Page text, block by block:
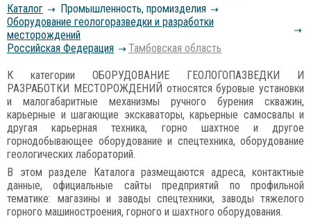
Каталог
Промышленность, промизделия
Оборудование геологоразведки и разработки
месторождений
Российcкая Федерация
Тамбовская область
К категории ОБОРУДОВАНИЕ ГЕОЛОГОПАЗВЕДКИ И
РАЗРАБОТКИ МЕСТОРОЖДЕНИЙ относятся буровые установки
и малогабаритные механизмы ручного бурения скважин,
карьерные и шагающие экскаваторы, карьерные самосвалы и
другая карьерная техника, горно шахтное и другое
горнодобывающее оборудование и спецтехника, оборудование
геологических лабораторий.
В этом разделе Каталога размещаются адреса, контактные
данные, официальные сайты предприятий по профильной
тематике: магазины и заводы спецтехники, заводы тяжелого
горного машиностроения, горного и шахтного оборудования.